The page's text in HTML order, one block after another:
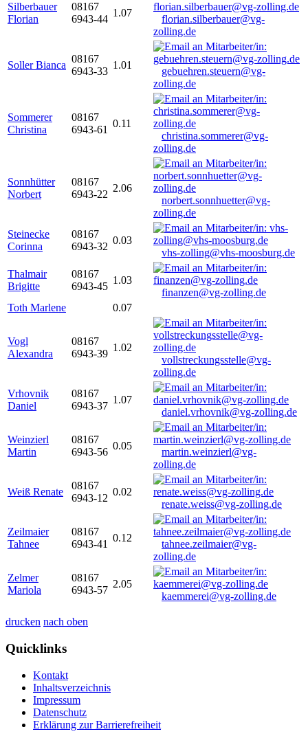
Silberbauer
Florian
08167
6943-44
1.07
florian.silberbauer@vg-
zolling.de
Soller Bianca
08167
6943-33
1.01
gebuehren.steuern@vg-
zolling.de
Sommerer
Christina
08167
6943-61
0.11
christina.sommerer@vg-
zolling.de
Sonnhütter
Norbert
08167
6943-22
2.06
norbert.sonnhuetter@vg-
zolling.de
Steinecke
Corinna
08167
6943-32
0.03
vhs-zolling@vhs-moosburg.de
Thalmair
Brigitte
08167
6943-45
1.03
finanzen@vg-zolling.de
Toth Marlene
0.07
Vogl
Alexandra
08167
6943-39
1.02
vollstreckungsstelle@vg-
zolling.de
Vrhovnik
Daniel
08167
6943-37
1.07
daniel.vrhovnik@vg-zolling.de
Weinzierl
Martin
08167
6943-56
0.05
martin.weinzierl@vg-
zolling.de
Weiß Renate
08167
6943-12
0.02
renate.weiss@vg-zolling.de
Zeilmaier
Tahnee
08167
6943-41
0.12
tahnee.zeilmaier@vg-
zolling.de
Zelmer
Mariola
08167
6943-57
2.05
kaemmerei@vg-zolling.de
drucken nach oben
Quicklinks
Kontakt
Inhaltsverzeichnis
Impressum
Datenschutz
Erklärung zur Barrierefreiheit